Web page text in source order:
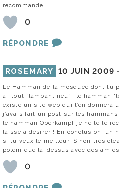
recommande !
0
RÉPONDRE
ROSEMARY 10 JUIN 2009
Le Hamman de la mosquée dont tu
a -tout flambant neuf- le hamman
existe un site web qui t’en donnera
j’avais fait un post sur les
le hamman Oberkampf je ne te le
laisse à désirer ! En conclusion, un
si tu veux le meilleur. Sinon très
polémique là-dessus avec des
0